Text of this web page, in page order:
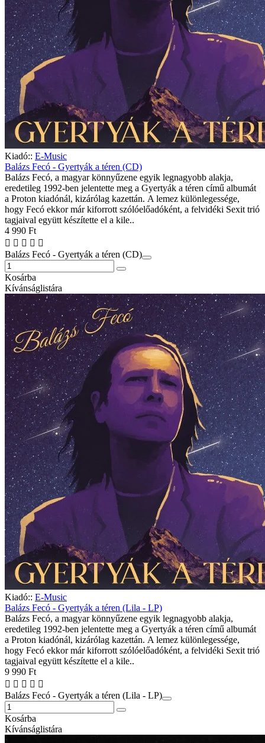
Kiadó:: E-Music
Balázs Fecó - Gyertyák a téren (CD)
Balázs Fecó, a magyar könnyűzene egyik legnagyobb alakja,
eredetileg 1992-ben jelentette meg a Gyertyák a téren című albumát
a Proton kiadónál, kizárólag kazettán. A lemez különlegessége,
hogy Fecó ekkor már kiforrott szólóelőadóként, a felvidéki Sexit trió
tagjaival együtt készítette el a kile..
4 990 Ft
Balázs Fecó - Gyertyák a téren (CD)
Kosárba
Kívánságlistára
Kiadó:: E-Music
Balázs Fecó - Gyertyák a téren (Lila - LP)
Balázs Fecó, a magyar könnyűzene egyik legnagyobb alakja,
eredetileg 1992-ben jelentette meg a Gyertyák a téren című albumát
a Proton kiadónál, kizárólag kazettán. A lemez különlegessége,
hogy Fecó ekkor már kiforrott szólóelőadóként, a felvidéki Sexit trió
tagjaival együtt készítette el a kile..
9 990 Ft
Balázs Fecó - Gyertyák a téren (Lila - LP)
Kosárba
Kívánságlistára